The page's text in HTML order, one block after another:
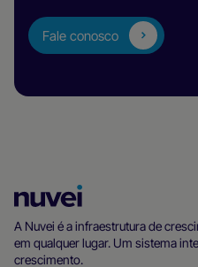
Fale conosco
inicial
da
A Nuvei é a infraestrutura de
em qualquer lugar. Um sistema
crescimento.